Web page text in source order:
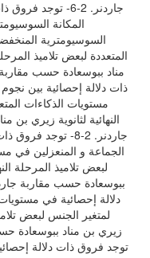
جاردنر. 2-6- توجد
المكانة
السوسيومترية
المتعددة لبعض تلاميذ
ذات دلالة إحصائية بين
مستويات الذكاءات
النهائية لثانوية زيري
جاردنر. 2-8- توجد
الجماعة و المنعزلين في
لبعض تلاميذ المرحلة
دلالة إحصائية في
لمتغير الجنس لبعض
توجد فروق ذات دلالة